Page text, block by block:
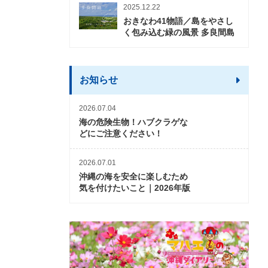
2025.12.22
おきなわ41物語／島をやさし
く包み込む緑の風景 多良間島
お知らせ
2026.07.04
海の危険生物！ハブクラゲな
どにご注意ください！
2026.07.01
沖縄の海を安全に楽しむため
気を付けたいこと｜2026年版